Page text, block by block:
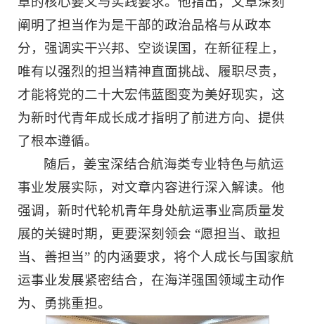
阐明了担当作为是干部的政治品格与从政本
分，强调实干兴邦、空谈误国，在新征程上，
唯有以强烈的担当精神直面挑战、履职尽责，
才能将党的二十大宏伟蓝图变为美好现实，这
为新时代青年成长成才指明了前进方向、提供
了根本遵循。
随后，姜宝深结合航海类专业特色与航运
事业发展实际，对文章内容进行深入解读。他
强调，新时代轮机青年身处航运事业高质量发
展的关键时期，更要深刻领会 “愿担当、敢担
当、善担当” 的内涵要求，将个人成长与国家航
运事业发展紧密结合，在海洋强国领域主动作
为、勇挑重担。